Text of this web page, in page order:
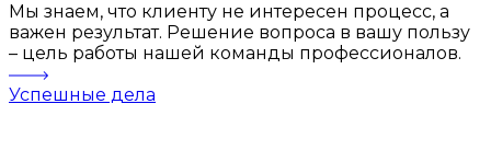
Мы знаем, что клиенту не интересен процесс, а
важен результат. Решение вопроса в вашу пользу
– цель работы нашей команды профессионалов.
Успешные дела